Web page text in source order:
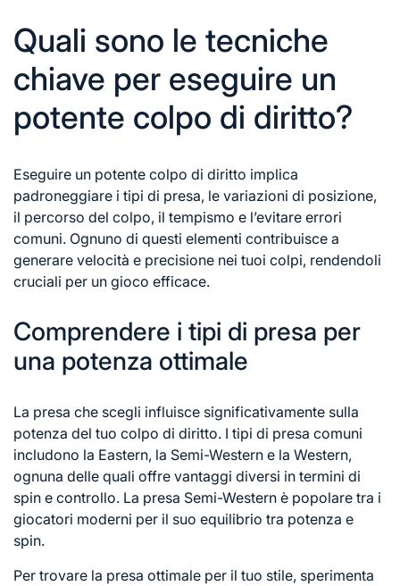
Quali sono le tecniche
chiave per eseguire un
potente colpo di diritto?
Eseguire un potente colpo di diritto implica
padroneggiare i tipi di presa, le variazioni di posizione,
il percorso del colpo, il tempismo e l’evitare errori
comuni. Ognuno di questi elementi contribuisce a
generare velocità e precisione nei tuoi colpi, rendendoli
cruciali per un gioco efficace.
Comprendere i tipi di presa per
una potenza ottimale
La presa che scegli influisce significativamente sulla
potenza del tuo colpo di diritto. I tipi di presa comuni
includono la Eastern, la Semi-Western e la Western,
ognuna delle quali offre vantaggi diversi in termini di
spin e controllo. La presa Semi-Western è popolare tra i
giocatori moderni per il suo equilibrio tra potenza e
spin.
Per trovare la presa ottimale per il tuo stile, sperimenta